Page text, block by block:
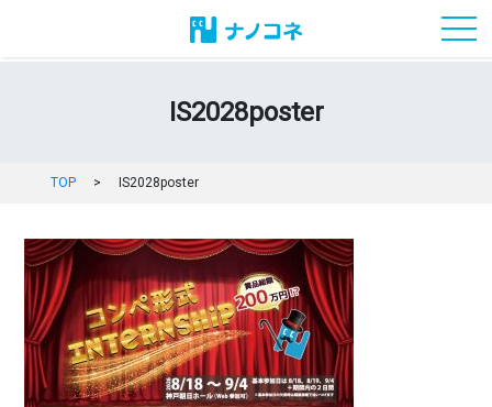
IS2028poster
TOP > IS2028poster